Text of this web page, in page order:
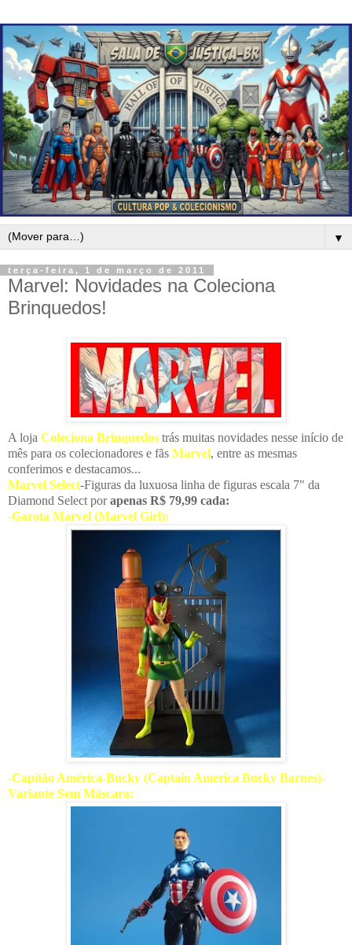
▼
terça-feira, 1 de março de 2011
Marvel: Novidades na Coleciona
Brinquedos!
A loja Coleciona Brinquedos trás muitas novidades nesse início de
mês para os colecionadores e fãs Marvel, entre as mesmas
conferimos e destacamos...
Marvel Select-Figuras da luxuosa linha de figuras escala 7" da
Diamond Select porapenas R$ 79,99 cada:
-Garota Marvel (Marvel Girl):
-Capitão América-Bucky (Captain America Bucky Barnes)-
Variante Sem Máscara: